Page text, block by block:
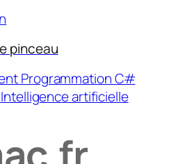
pinceau
Programmation C#
Intelligence artificielle